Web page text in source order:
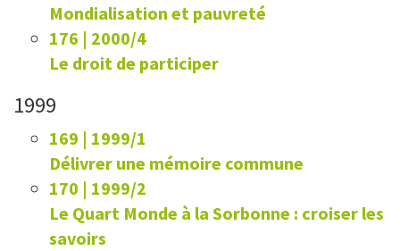
Mondialisation et pauvreté
176 | 2000/4
Le droit de participer
1999
169 | 1999/1
Délivrer une mémoire commune
170 | 1999/2
Le Quart Monde à la Sorbonne : croiser les
savoirs